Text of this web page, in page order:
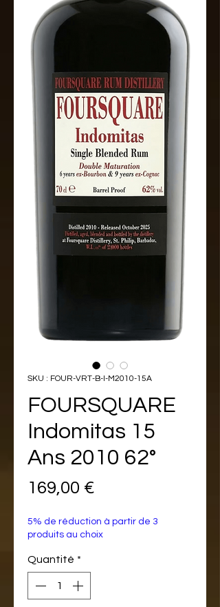
SKU : FOUR-VRT-B-I-M2010-15A
FOURSQUARE
Indomitas 15
Ans 2010 62°
169,00 €
5% de réduction à partir de 3
produits au choix
Quantité *